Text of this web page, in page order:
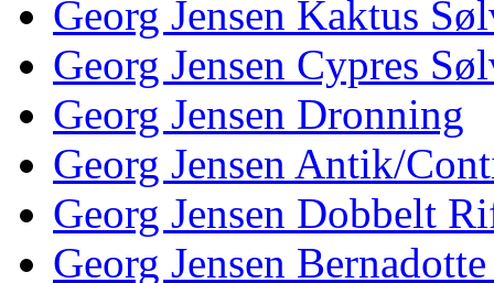
Georg Jensen Kaktus
Georg Jensen Cypres
Georg Jensen Dronning
Georg Jensen Antik/
Georg Jensen Dobbelt
Georg Jensen